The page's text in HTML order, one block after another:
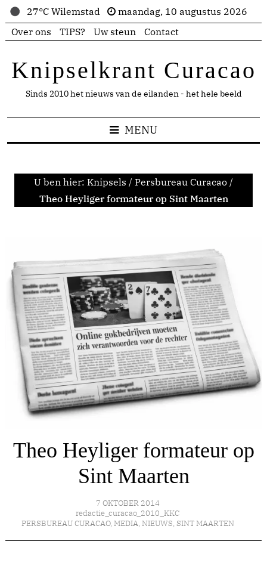
27°C Wilemstad
maandag, 10 augustus 2026
Over ons
TIPS? Uw steun Contact
Knipselkrant Curacao
Sinds 2010 het nieuws van de eilanden - het hele beeld
MENU
U ben hier: Knipsels / Persbureau Curacao /
Theo Heyliger formateur op Sint Maarten
Theo Heyliger formateur op
Sint Maarten
7 OKTOBER 2014
redactie_curacao_2010_KKC
PERSBUREAU CURACAO, MEDIA, NIEUWS, SINT MAARTEN